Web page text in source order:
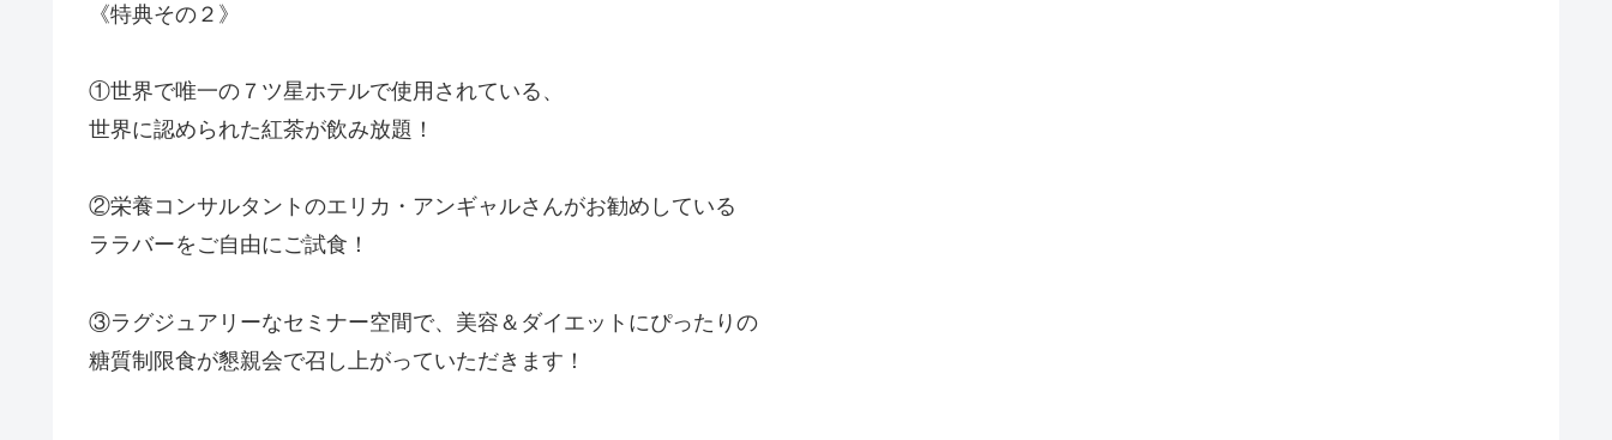
《特典その２》
①世界で唯一の７ツ星ホテルで使用されている、
世界に認められた紅茶が飲み放題！
②栄養コンサルタントのエリカ・アンギャルさんがお勧め している
ララバーをご自由にご試食！
③ラグジュアリーなセミナー空間で、美容＆ダイエットにぴったりの
糖質制限食が懇親会で召し上がっていただきます！